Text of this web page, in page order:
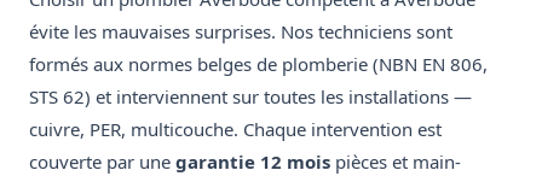
évite les mauvaises surprises. Nos techniciens sont
formés aux normes belges de plomberie (NBN EN 806,
STS 62) et interviennent sur toutes les installations —
cuivre, PER, multicouche. Chaque intervention est
couverte par une garantie 12 mois pièces et main-